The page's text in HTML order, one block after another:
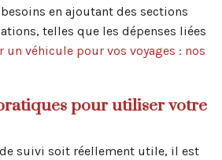
en ajoutant des sections
telles que les dépenses liées
un véhicule pour vos voyages : nos
pour utiliser votre
suivi soit réellement utile, il est